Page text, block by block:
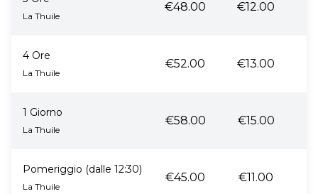
La Thuile
€48.00 €12.00
4 Ore
La Thuile
€52.00 €13.00
1 Giorno
La Thuile
€58.00 €15.00
Pomeriggio (dalle 12:30)
La Thuile
€45.00 €11.00